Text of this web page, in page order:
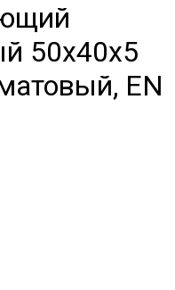
50х40х5
EN